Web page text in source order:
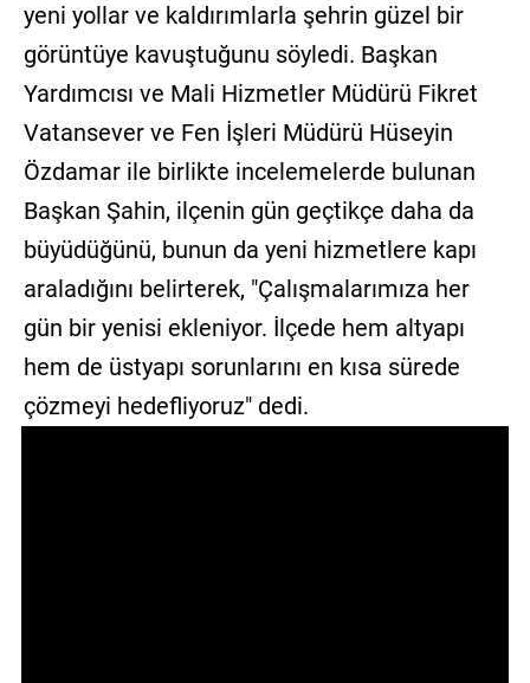
BİZE
ULAŞIN
Künye
Gizlilik
Sözleşmesi
Kullanıcı
Sözleşmesi
yeni yollar ve kaldırımlarla şehrin güzel bir
görüntüye kavuştuğunu söyledi. Başkan
Yardımcısı ve Mali Hizmetler Müdürü Fikret
Vatansever ve Fen İşleri Müdürü Hüseyin
Özdamar ile birlikte incelemelerde bulunan
Başkan Şahin, ilçenin gün geçtikçe daha da
büyüdüğünü, bunun da yeni hizmetlere kapı
araladığını belirterek, "Çalışmalarımıza her
gün bir yenisi ekleniyor. İlçede hem altyapı
hem de üstyapı sorunlarını en kısa sürede
çözmeyi hedefliyoruz" dedi.